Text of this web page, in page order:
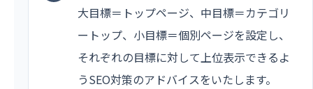
大目標＝トップページ、中目標＝カテゴリ
ートップ、小目標＝個別ページを設定し、
それぞれの目標に対して上位表示できるよ
うSEO対策のアドバイスをいたします。